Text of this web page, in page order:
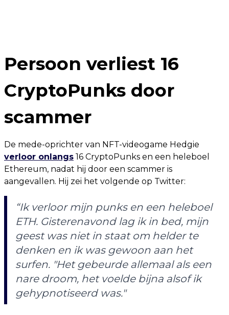
Persoon verliest 16
CryptoPunks door
scammer
De mede-oprichter van NFT-videogame Hedgie
verloor onlangs 16 CryptoPunks en een heleboel
Ethereum, nadat hij door een scammer is
aangevallen. Hij zei het volgende op Twitter:
“Ik verloor mijn punks en een heleboel
ETH. Gisterenavond lag ik in bed, mijn
geest was niet in staat om helder te
denken en ik was gewoon aan het
surfen. "Het gebeurde allemaal als een
nare droom, het voelde bijna alsof ik
gehypnotiseerd was."